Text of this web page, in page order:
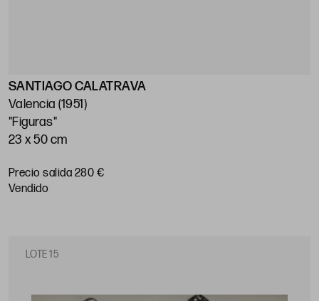
SANTIAGO CALATRAVA
Valencia (1951)
"Figuras"
23 x 50 cm
Precio salida 280 €
vendido
LOTE 15